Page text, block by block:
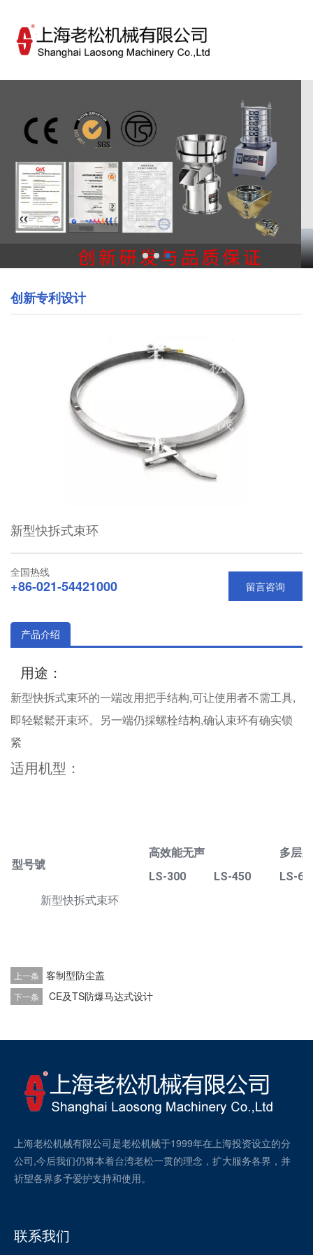
简体中文
创新专利设计
新型快拆式束环
留言咨询
全国热线
+86-021-54421000
产品介绍
用途：
新型快拆式束环的一端改用把手结构,可让使用者不需工具,
即轻鬆鬆开束环。另一端仍採螺栓结构,确认束环有确实锁
紧
适用机型：
型号號
高效能无声
多层式
LS-300
LS-450
LS-
新型快拆式束环
上一条 客制型防尘盖
下一条 CE及TS防爆马达式设计
上海老松机械有限公司是老松机械于1999年在上海投资设立的分
公司,今后我们仍将本着台湾老松一贯的理念，扩大服务各界，并
祈望各界多予爱护支持和使用。
联系我们